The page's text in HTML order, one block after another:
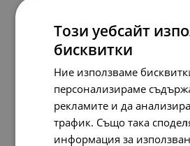
Този уебсайт
бисквитки
Ние използваме
персонализираме
рекламите и да
трафик. Също така
информация за